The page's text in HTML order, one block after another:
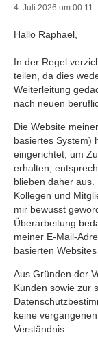
4. Juli 2026 um 00:11
Hallo Raphael,
In der Regel
teilen, da dies
Weiterleitung
nach neuen
Die Website
basiertes System)
eingerichtet, um
erhalten;
blieben daher
Kollegen und
mir bewusst
Überarbeitung
meiner E-Mail-
basierten
Aus Gründen der
Kunden sowie zur
keine
Verständnis.